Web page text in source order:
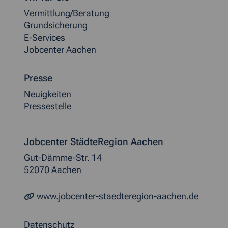
Vermittlung/Beratung
Grundsicherung
E-Services
Jobcenter Aachen
Presse
Neuigkeiten
Pressestelle
Jobcenter StädteRegion Aachen
Gut-Dämme-Str. 14
52070 Aachen
www.jobcenter-staedteregion-aachen.de
Datenschutz